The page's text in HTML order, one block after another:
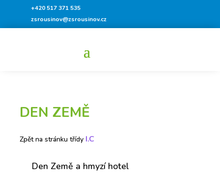
+420 517 371 535
zsrousinov@zsrousinov.cz
DEN ZEMĚ
Zpět na stránku třídy I.C
Den Země a hmyzí hotel